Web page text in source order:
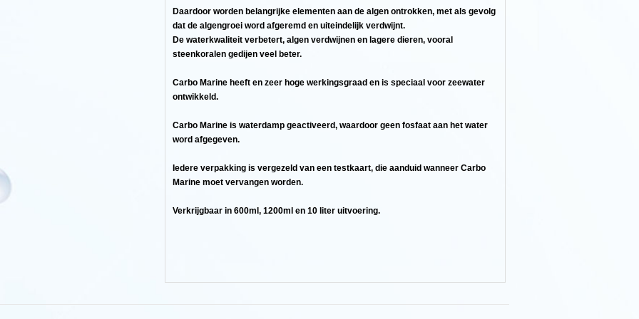
Daardoor worden belangrijke elementen aan de algen ontrokken, met als gevolg
dat de algengroei word afgeremd en uiteindelijk verdwijnt.
De waterkwaliteit verbetert, algen verdwijnen en lagere dieren, vooral
steenkoralen gedijen veel beter.
Carbo Marine heeft en zeer hoge werkingsgraad en is speciaal voor zeewater
ontwikkeld.
Carbo Marine is waterdamp geactiveerd, waardoor geen fosfaat aan het water
word afgegeven.
Iedere verpakking is vergezeld van een testkaart, die aanduid wanneer Carbo
Marine moet vervangen worden.
Verkrijgbaar in 600ml, 1200ml en 10 liter uitvoering.